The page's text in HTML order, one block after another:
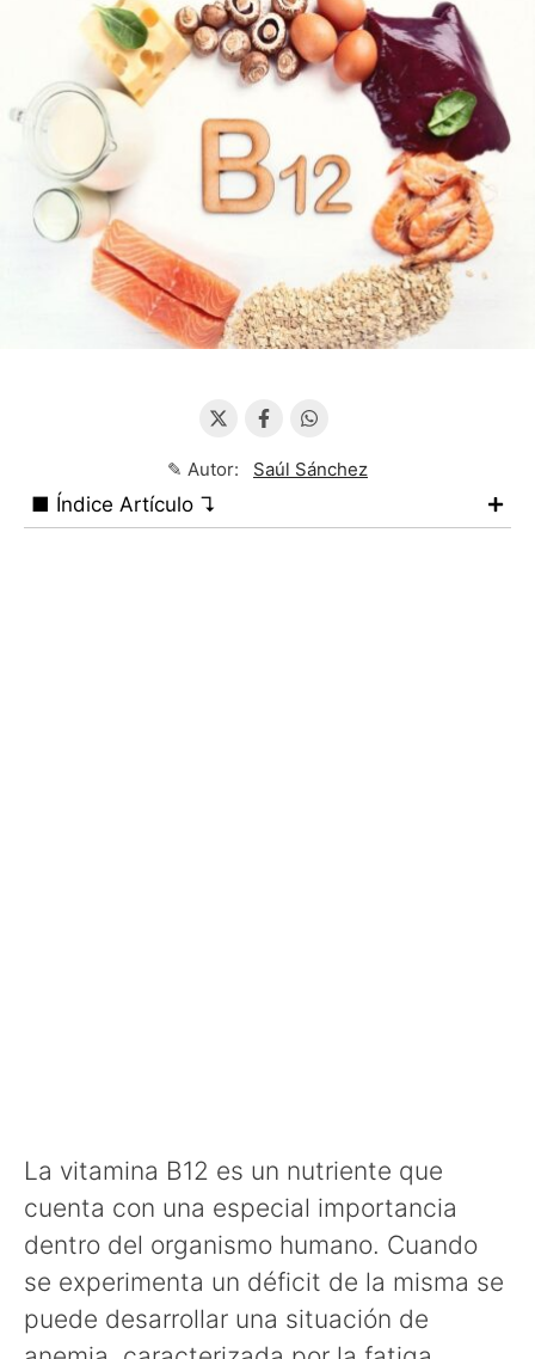
✎ Autor: Saúl Sánchez
■ Índice Artículo ↴
La vitamina B12 es un nutriente que
cuenta con una especial importancia
dentro del organismo humano. Cuando
se experimenta un déficit de la misma se
puede desarrollar una situación de